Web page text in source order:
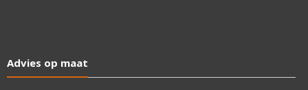
Advies op maat